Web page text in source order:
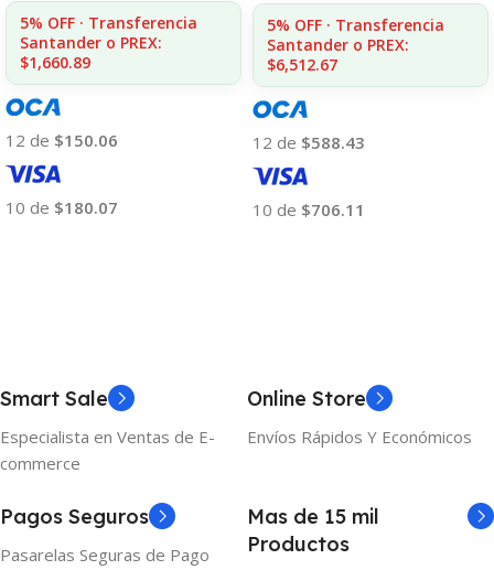
5% OFF · Transferencia
Santander o PREX:
$1,660.89
12 de $150.06
10 de $180.07
5% OFF · Transferencia
Santander o PREX:
$6,512.67
12 de $588.43
10 de $706.11
Smart Sale
Especialista en Ventas de E-
commerce
Online Store
Envíos Rápidos Y Económicos
Pagos Seguros
Pasarelas Seguras de Pago
Mas de 15 mil
Productos